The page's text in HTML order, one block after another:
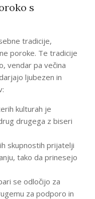
s
tradicije,
poroke. Te tradicije
vendar pa večina
ljubezen in
kulturah je
drugega z biseri
skupnostih prijatelji
tako da prinesejo
se odločijo za
za podporo in